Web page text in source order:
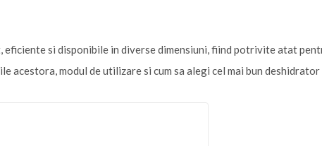
si disponibile in diverse dimensiuni, fiind potrivite atat
acestora, modul de utilizare si cum sa alegi cel mai bun